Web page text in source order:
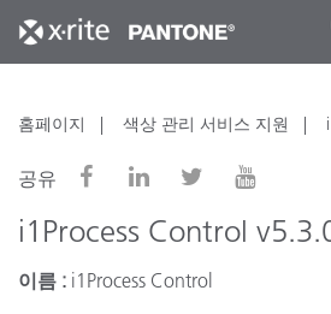
홈페이지 색상 관리 서비스 지원
공유
i1Process Control
이름 : i1Process Control